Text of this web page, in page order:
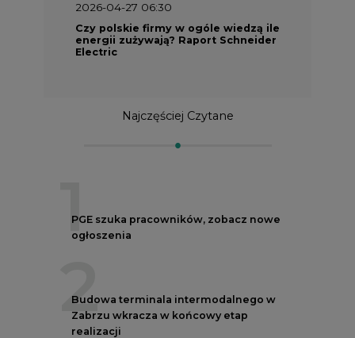
2026-04-27 06:30
Czy polskie firmy w ogóle wiedzą ile
energii zużywają? Raport Schneider
Electric
Najczęściej Czytane
1
PGE szuka pracowników, zobacz nowe
ogłoszenia
2
Budowa terminala intermodalnego w
Zabrzu wkracza w końcowy etap
realizacji